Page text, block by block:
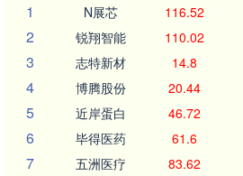
1
N展芯 116.52
2 锐翔智能 110.02
3 志特新材 14.8
4 博腾股份 20.44
5 近岸蛋白 46.72
6 毕得医药 61.6
7 五洲医疗 83.62